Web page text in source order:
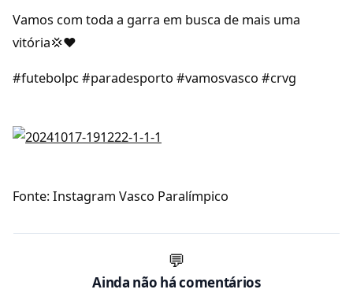
Vamos com toda a garra em busca de mais uma
vitória💢❤️
#futebolpc #paradesporto #vamosvasco #crvg
Fonte: Instagram Vasco Paralímpico
💬
Ainda não há comentários